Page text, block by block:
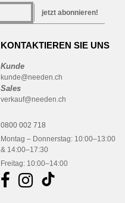
jetzt abonnieren!
KONTAKTIEREN SIE UNS
Kunde
kunde@needen.ch
Sales
verkauf@needen.ch
0800 002 718
Montag – Donnerstag: 10:00–13:00
& 14:00–17:30
Freitag: 10:00–14:00